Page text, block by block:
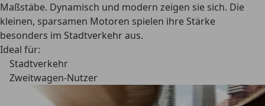
Maßstäbe. Dynamisch und modern zeigen sie sich. Die
kleinen, sparsamen Motoren spielen ihre Stärke
besonders im Stadtverkehr aus.
Ideal für:
Stadtverkehr
Zweitwagen-Nutzer